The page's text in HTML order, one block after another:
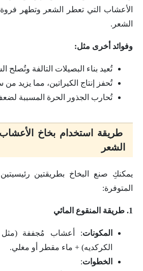
الأعشاب التي تعطر الشعر وتطهر
الشعر.
وفوائد أخرى مثل:
تُعيد بناء البصيلات التالفة وتُصلح
تُحفز إنتاج الكيراتين، مما يزيد
تُحارب الجذور الحرة المسببة
طريقة استخدام بخاخ
الشعر
يمكنكِ صنع البخاخ بطريقتين
المتوفرة:
1. طريقة المنقوع المائي
المكونات: أعشاب مُجففة (مثل
الكركديه) + ماء مقطر أو مغلي.
الخطوات: